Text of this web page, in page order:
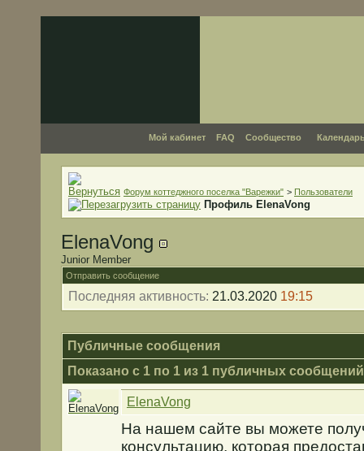
Мой кабинет FAQ Сообщество
Форум коттеджного поселка "Варежки" > Пользователи
Профиль ElenaVong
ElenaVong
Junior Member
Отправить сообщение
Последняя активность: 21.03.2020 19:15
Публичные сообщения
Показано с 1 по 1 из 1 публичных сообщений
ElenaVong
На нашем сайте вы можете
консультацию, которая